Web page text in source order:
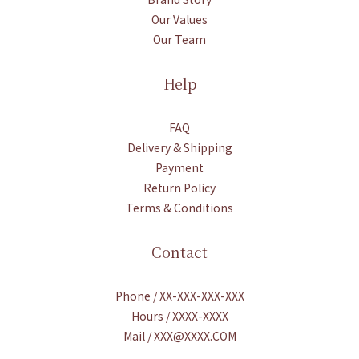
Our Values
Our Team
Help
FAQ
Delivery & Shipping
Payment
Return Policy
Terms & Conditions
Contact
Phone / XX-XXX-XXX-XXX
Hours / XXXX-XXXX
Mail / XXX@XXXX.COM